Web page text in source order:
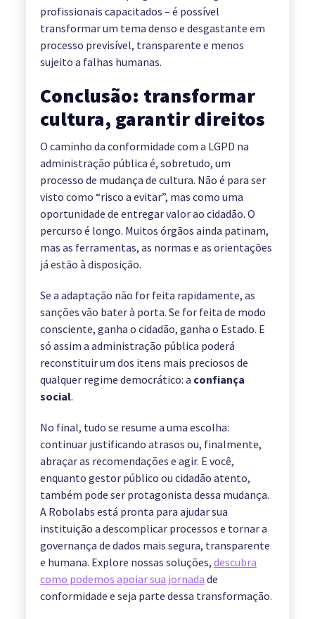
profissionais capacitados – é possível
transformar um tema denso e desgastante em
processo previsível, transparente e menos
sujeito a falhas humanas.
Conclusão: transformar
cultura, garantir direitos
O caminho da conformidade com a LGPD na
administração pública é, sobretudo, um
processo de mudança de cultura. Não é para ser
visto como “risco a evitar”, mas como uma
oportunidade de entregar valor ao cidadão. O
percurso é longo. Muitos órgãos ainda patinam,
mas as ferramentas, as normas e as orientações
já estão à disposição.
Se a adaptação não for feita rapidamente, as
sanções vão bater à porta. Se for feita de modo
consciente, ganha o cidadão, ganha o Estado. E
só assim a administração pública poderá
reconstituir um dos itens mais preciosos de
qualquer regime democrático: a confiança
social.
No final, tudo se resume a uma escolha:
continuar justificando atrasos ou, finalmente,
abraçar as recomendações e agir. E você,
enquanto gestor público ou cidadão atento,
também pode ser protagonista dessa mudança.
A Robolabs está pronta para ajudar sua
instituição a descomplicar processos e tornar a
governança de dados mais segura, transparente
e humana. Explore nossas soluções, descubra
como podemos apoiar sua jornada de
conformidade e seja parte dessa transformação.